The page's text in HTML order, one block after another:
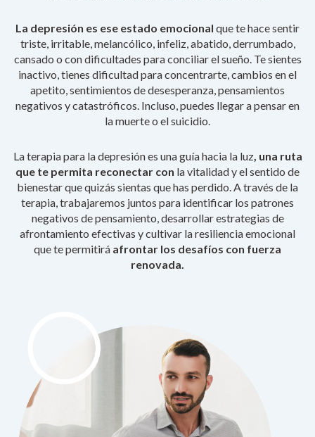
La depresión es ese estado emocional que te hace sentir
triste, irritable, melancólico, infeliz, abatido, derrumbado,
cansado o con dificultades para conciliar el sueño. Te sientes
inactivo, tienes dificultad para concentrarte, cambios en el
apetito, sentimientos de desesperanza, pensamientos
negativos y catastróficos. Incluso, puedes llegar a pensar en
la muerte o el suicidio.
La terapia para la depresión es una guía hacia la luz, una ruta
que te permita reconectar con la vitalidad y el sentido de
bienestar que quizás sientas que has perdido. A través de la
terapia, trabajaremos juntos para identificar los patrones
negativos de pensamiento, desarrollar estrategias de
afrontamiento efectivas y cultivar la resiliencia emocional
que te permitirá afrontar los desafíos con fuerza
renovada.